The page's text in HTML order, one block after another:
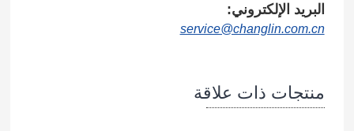
البريد الإلكتروني:
service@changlin.com.cn
منتجات ذات علاقة